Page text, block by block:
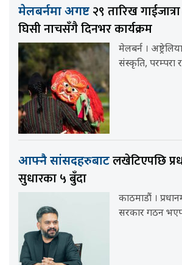
मेलबर्नमा अगष्ट २९ तारिख
घिसी नाचसँगै दिनभर कार्यक्रम
मेलबर्न ।
संस्कृति, परम्परा
आफ्नै सांसदहरुबाटलखेटिएपछि
सुधारका ५ बुँदा
काठमाडौं ।
सरकार गठन